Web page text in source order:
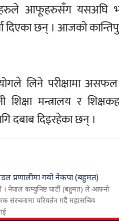
आफूहरुसँग यसअघि
दिएका छन् । आजको
लिने परीक्षामा असफल
शिक्षा मन्त्रालय र
दबाब दिइरहेका छन् ।
प्रणालीमा गयो नेकपा (बहुमत)
। नेपाल कम्युनिष्ट पार्टी (बहुमत) ले आफ्नो
संरचनामा परिवर्तन गर्दै महासचिव